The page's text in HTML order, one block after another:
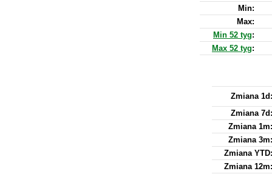
Min:
Max:
Min 52 tyg:
Max 52 tyg:
Zmiana 1d:
Zmiana 7d:
Zmiana 1m:
Zmiana 3m:
Zmiana YTD:
Zmiana 12m: